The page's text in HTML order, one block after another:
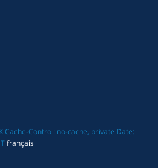
Cache-Control: no-cache, private Date:
français